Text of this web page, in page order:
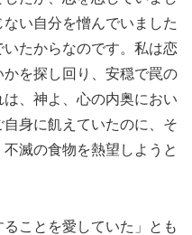
い自分を憎んでいました
たからなのです。私は恋
を探し回り、安穏で罠の
、神よ、心の内奥におい
身に飢えていたのに、そ
滅の食物を熱望しようと
ることを愛していた」とも